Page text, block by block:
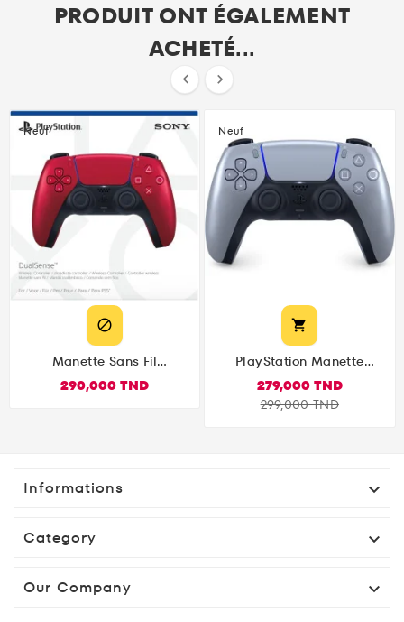
PRODUIT ONT ÉGALEMENT
ACHETÉ...
 
Neuf

Manette Sans Fil
Couleur Volcanic Red
290,000 TND
Neuf

PlayStation Manette
DualSense PS5 - Deep
Earth Sterling Silver
Argent
279,000 TND
299,000 TND
Informations 
Category 
Our Company 